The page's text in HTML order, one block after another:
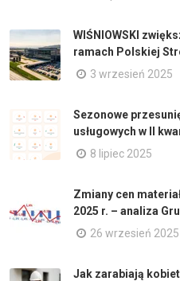
WIŚNIOWSKI
ramach Polskiej
3 wrzesień 2025
Sezonowe
usługowych w II
8 lipiec 2025
Zmiany cen
2025 r. – analiza
26 wrzesień 2025
Jak zarabiają